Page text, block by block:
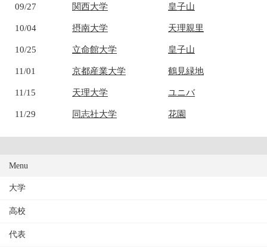
09/27 関西大学 皇子山
10/04 摂南大学 天理親里
10/25 立命館大学 皇子山
11/01 京都産業大学 鶴見緑地
11/15 天理大学 ユニバ
11/29 同志社大学 花園
Menu
大学
高校
代表